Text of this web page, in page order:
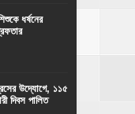
ধর্ষনের
উদ্যোগে, ১১৫
দিবস পালিত